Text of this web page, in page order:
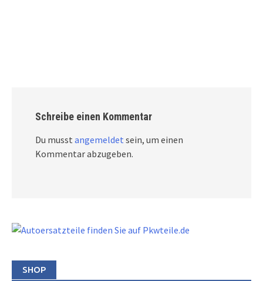
Schreibe einen Kommentar
Du musst angemeldet sein, um einen
Kommentar abzugeben.
SHOP